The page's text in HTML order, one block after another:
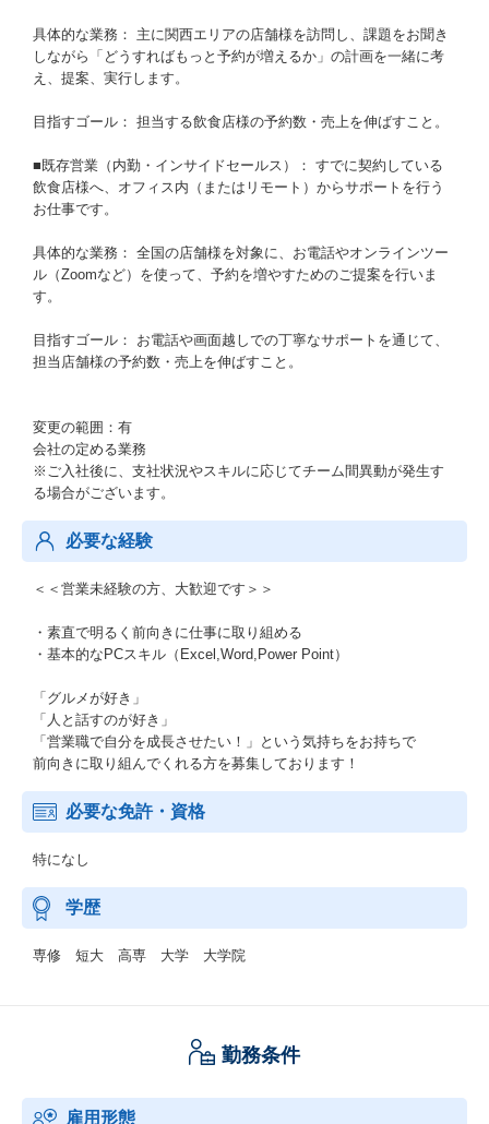
具体的な業務： 主に関西エリアの店舗様を訪問し、課題をお聞き
しながら「どうすればもっと予約が増えるか」の計画を一緒に考
え、提案、実行します。
目指すゴール： 担当する飲食店様の予約数・売上を伸ばすこと。
■既存営業（内勤・インサイドセールス）： すでに契約している
飲食店様へ、オフィス内（またはリモート）からサポートを行う
お仕事です。
具体的な業務： 全国の店舗様を対象に、お電話やオンラインツー
ル（Zoomなど）を使って、予約を増やすためのご提案を行いま
す。
目指すゴール： お電話や画面越しでの丁寧なサポートを通じて、
担当店舗様の予約数・売上を伸ばすこと。
変更の範囲：有
会社の定める業務
※ご入社後に、支社状況やスキルに応じてチーム間異動が発生す
る場合がございます。
必要な経験
＜＜営業未経験の方、大歓迎です＞＞
・素直で明るく前向きに仕事に取り組める
・基本的なPCスキル（Excel,Word,Power Point）
「グルメが好き」
「人と話すのが好き」
「営業職で自分を成長させたい！」という気持ちをお持ちで
前向きに取り組んでくれる方を募集しております！
必要な免許・資格
特になし
学歴
専修 短大 高専 大学 大学院
勤務条件
雇用形態